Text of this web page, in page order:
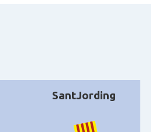
SantJording